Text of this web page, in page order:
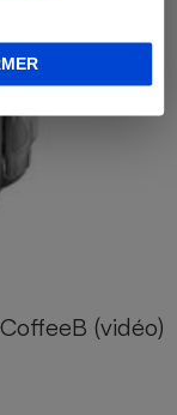
(vidéo)